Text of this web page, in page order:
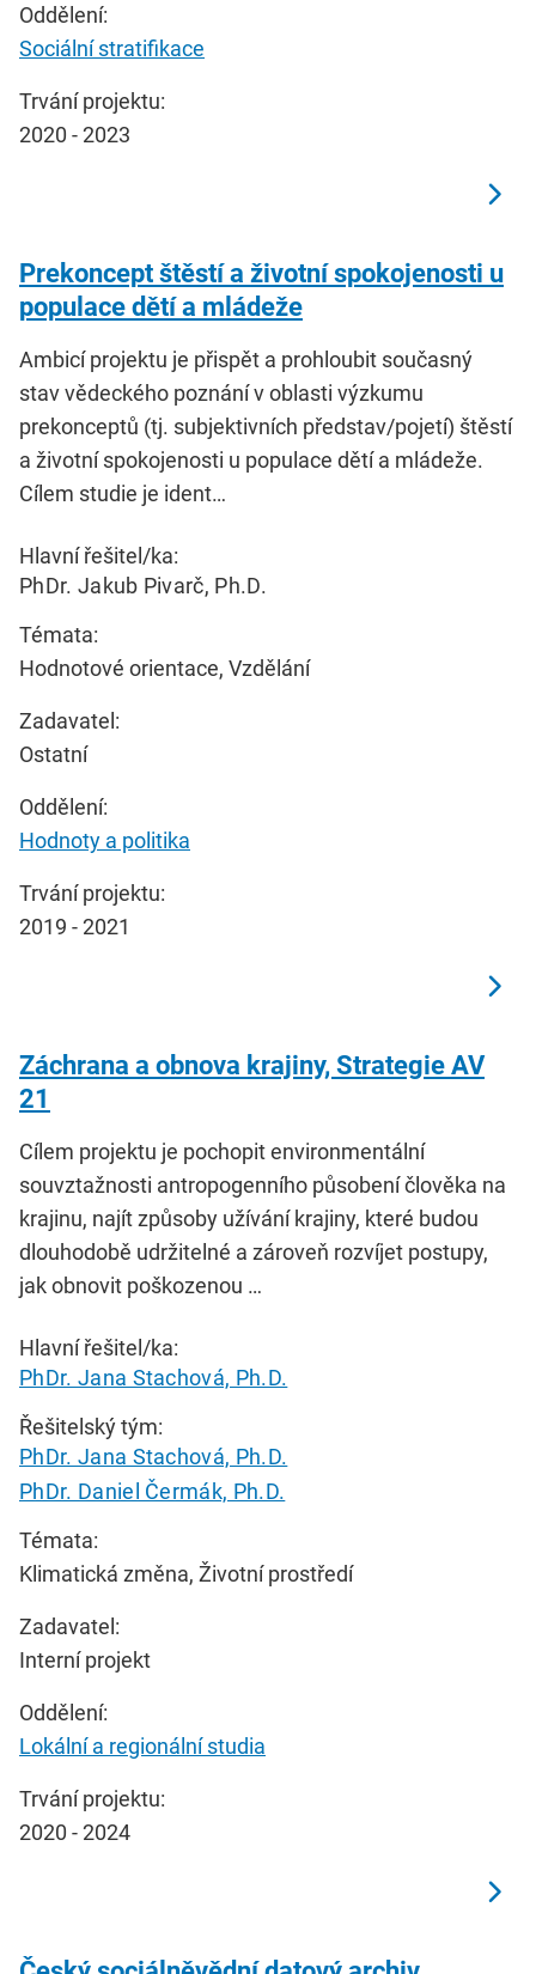
Oddělení:
Sociální stratifikace
Trvání projektu:
2020 - 2023
Prekoncept štěstí a životní spokojenosti u
populace dětí a mládeže
Ambicí projektu je přispět a prohloubit současný
stav vědeckého poznání v oblasti výzkumu
prekonceptů (tj. subjektivních představ/pojetí) štěstí
a životní spokojenosti u populace dětí a mládeže.
Cílem studie je ident…
Hlavní řešitel/ka:
PhDr. Jakub Pivarč, Ph.D.
Témata:
Hodnotové orientace, Vzdělání
Zadavatel:
Ostatní
Oddělení:
Hodnoty a politika
Trvání projektu:
2019 - 2021
Záchrana a obnova krajiny, Strategie AV
21
Cílem projektu je pochopit environmentální
souvztažnosti antropogenního působení člověka na
krajinu, najít způsoby užívání krajiny, které budou
dlouhodobě udržitelné a zároveň rozvíjet postupy,
jak obnovit poškozenou …
Hlavní řešitel/ka:
PhDr. Jana Stachová, Ph.D.
Řešitelský tým:
PhDr. Jana Stachová, Ph.D.
PhDr. Daniel Čermák, Ph.D.
Témata:
Klimatická změna, Životní prostředí
Zadavatel:
Interní projekt
Oddělení:
Lokální a regionální studia
Trvání projektu:
2020 - 2024